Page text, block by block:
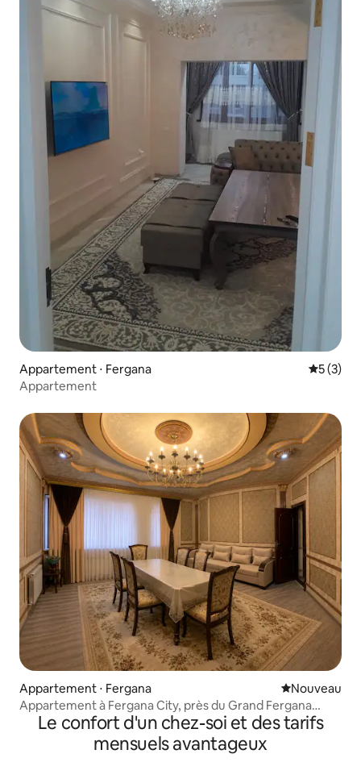
Appartement ⋅ Fergana
5 (3)
Appartement
Appartement ⋅ Fergana Nouvel
Nouveau
Appartement à Fergana City, près du Grand Fergana
HotelLe confort d'un chez-soi et des tarifs
mensuels avantageux